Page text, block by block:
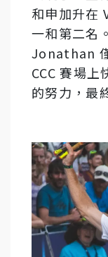
和申加升在
一和第二名
Jonathan
CCC 賽場
的努力，最